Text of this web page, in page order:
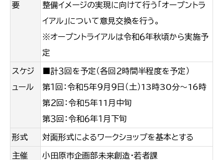
要
整備イメージの実現に向けて行う「オープントラ
イアル」について意見交換を行う。
※オープントライアルは令和６年秋頃から実施予
定
スケジ
ュール
■計３回を予定（各回２時間半程度を予定）
第１回：令和５年９月９日（土）13時30分～16時
第２回：令和５年11月中旬
第３回：令和６年１月下旬
形式 対面形式によるワークショップを基本とする
主催
小田原市企画部未来創造・若者課